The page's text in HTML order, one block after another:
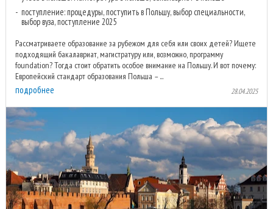
поступление: процедуры, поступить в Польшу, выбор специальности,
выбор вуза, поступление 2025
Рассматриваете образование за рубежом для себя или своих детей? Ищете
подходящий бакалавриат, магистратуру или, возможно, программу
foundation? Тогда стоит обратить особое внимание на Польшу. И вот почему:
Европейский стандарт образования Польша – ...
подробнее 28.04.2025